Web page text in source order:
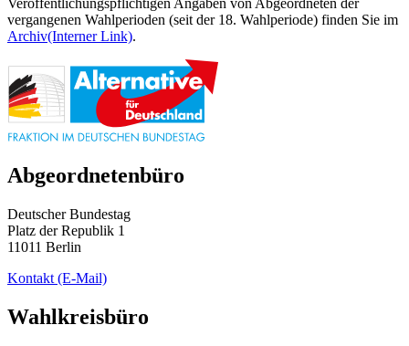
Veröffentlichungspflichtigen Angaben von Abgeordneten der
vergangenen Wahlperioden (seit der 18. Wahlperiode) finden Sie im
Archiv(Interner Link).
Abgeordnetenbüro
Deutscher Bundestag
Platz der Republik 1
11011 Berlin
Kontakt (E-Mail)
Wahlkreisbüro